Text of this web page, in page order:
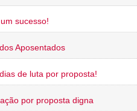
sucesso!
Aposentados
de luta por proposta!
por proposta digna